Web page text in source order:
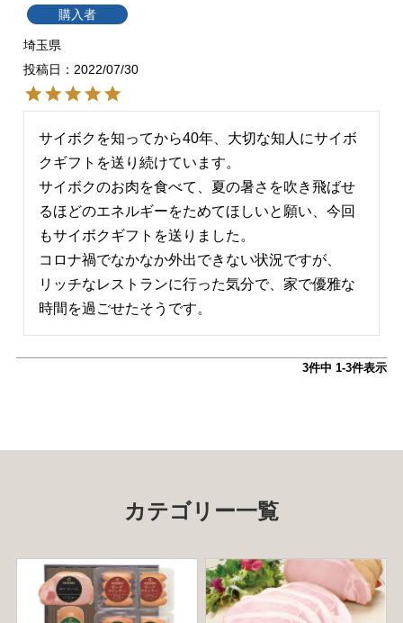
購入者
埼玉県
投稿日
2022/07/30
サイボクを知ってから40年、大切な知人にサイボ
クギフトを送り続けています。
サイボクのお肉を食べて、夏の暑さを吹き飛ばせ
るほどのエネルギーをためてほしいと願い、今回
もサイボクギフトを送りました。
コロナ禍でなかなか外出できない状況ですが、
リッチなレストランに行った気分で、家で優雅な
時間を過ごせたそうです。
3件中 1-3件表示
カテゴリー一覧